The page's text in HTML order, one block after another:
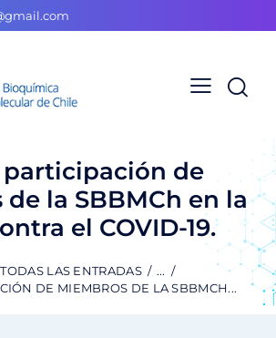
de
la SBBMCh en la
el COVID-19.
TODAS LAS ENTRADAS
...
DE MIEMBROS DE LA SBBMCH...